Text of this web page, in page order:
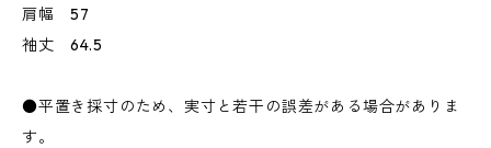
肩幅 57
袖丈 64.5
●平置き採寸のため、実寸と若干の誤差がある場合がありま
す。